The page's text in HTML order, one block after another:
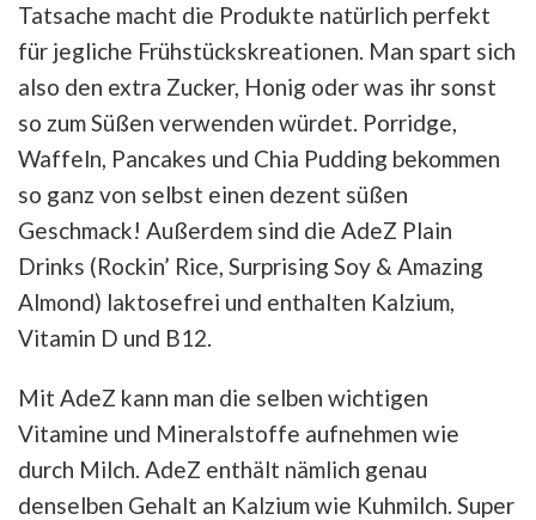
Tatsache macht die Produkte natürlich perfekt
für jegliche Frühstückskreationen. Man spart sich
also den extra Zucker, Honig oder was ihr sonst
so zum Süßen verwenden würdet. Porridge,
Waffeln, Pancakes und Chia Pudding bekommen
so ganz von selbst einen dezent süßen
Geschmack! Außerdem sind die AdeZ Plain
Drinks (Rockin’ Rice, Surprising Soy & Amazing
Almond) laktosefrei und enthalten Kalzium,
Vitamin D und B12.
Mit AdeZ kann man die selben wichtigen
Vitamine und Mineralstoffe aufnehmen wie
durch Milch. AdeZ enthält nämlich genau
denselben Gehalt an Kalzium wie Kuhmilch. Super